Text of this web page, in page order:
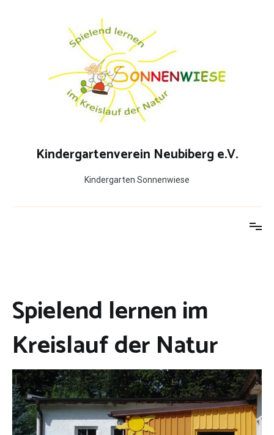
Kindergartenverein Neubiberg e.V.
Kindergarten Sonnenwiese
Spielend lernen im
Kreislauf der Natur